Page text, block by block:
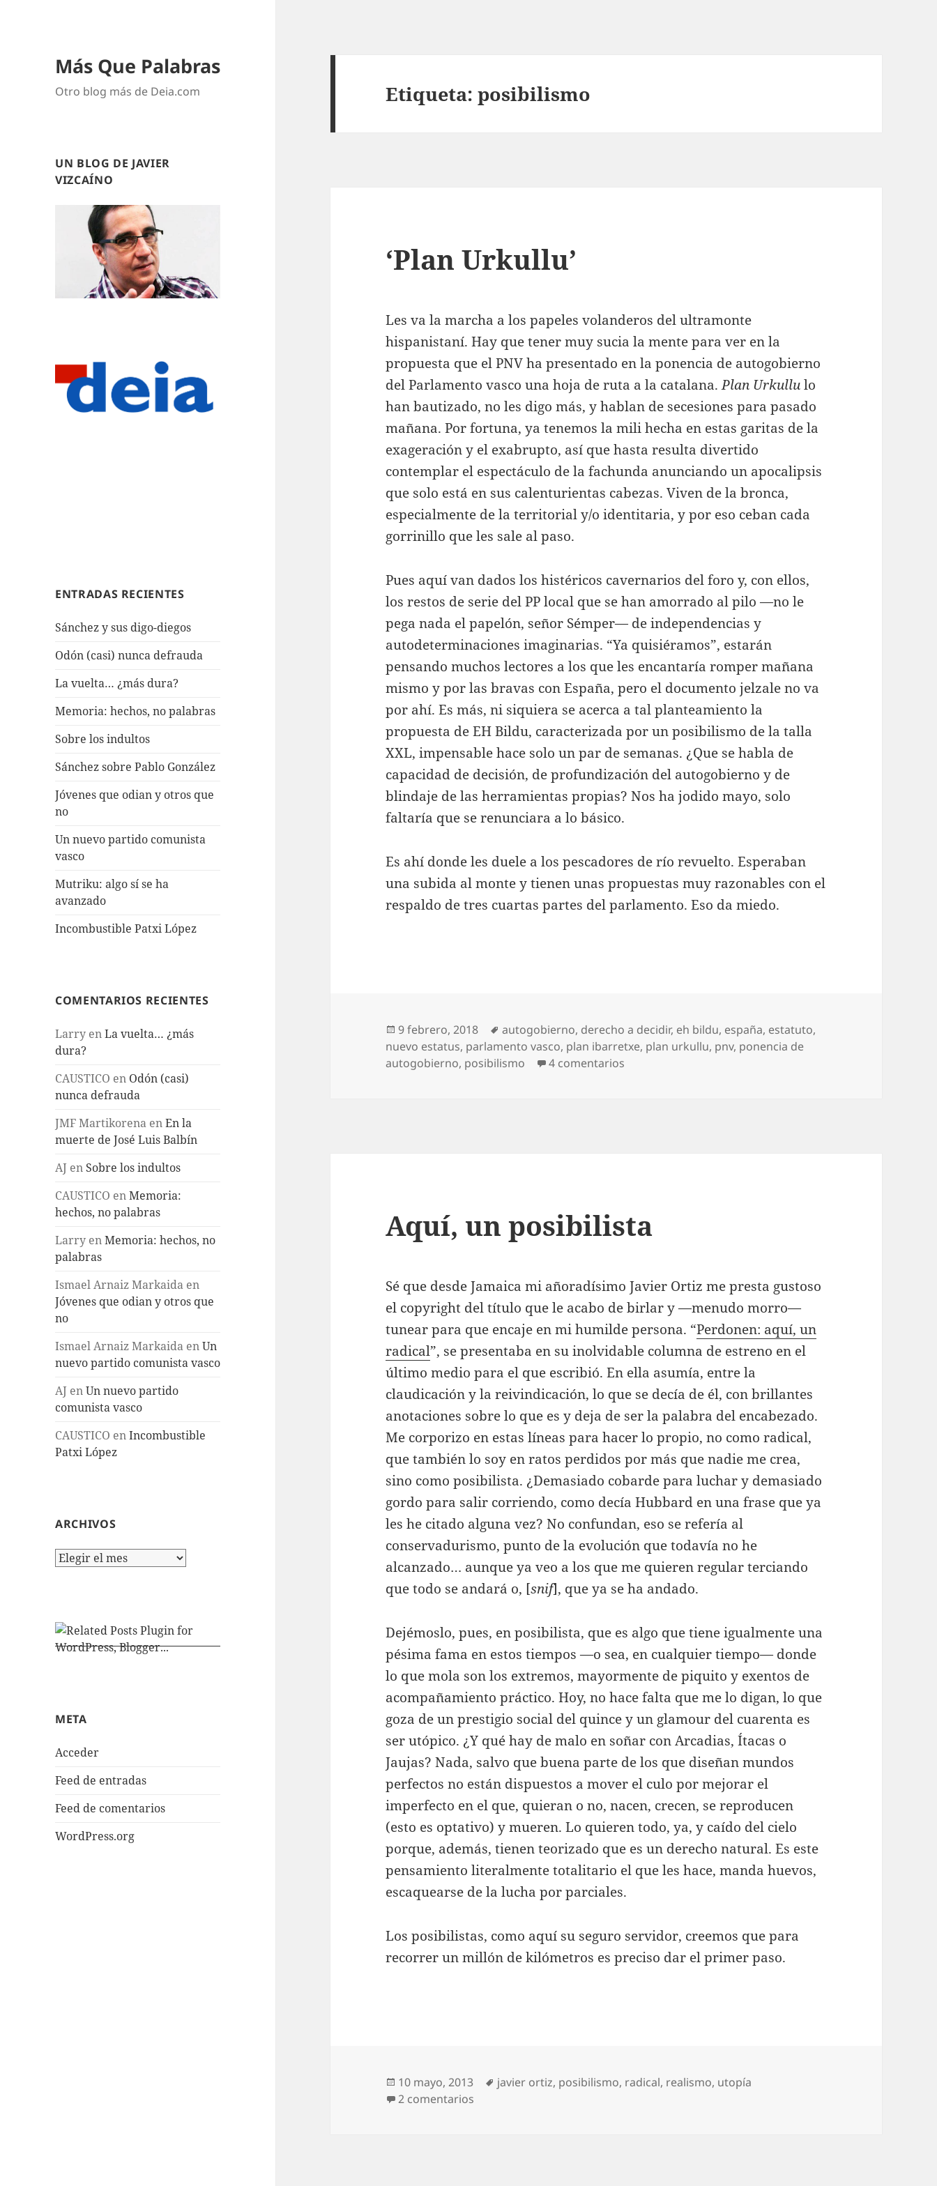
Más Que Palabras
Otro blog más de Deia.com
UN BLOG DE JAVIER
VIZCAÍNO
ENTRADAS RECIENTES
Sánchez y sus digo-diegos
Odón (casi) nunca defrauda
La vuelta… ¿más dura?
Memoria: hechos, no palabras
Sobre los indultos
Sánchez sobre Pablo González
Jóvenes que odian y otros que
no
Un nuevo partido comunista
vasco
Mutriku: algo sí se ha
avanzado
Incombustible Patxi López
COMENTARIOS RECIENTES
Larry enLa vuelta… ¿más
dura?
CAUSTICO en Odón (casi)
nunca defrauda
JMF Martikorena enEn la
muerte de José Luis Balbín
AJ en Sobre los indultos
CAUSTICO enMemoria:
hechos, no palabras
Larry enMemoria: hechos, no
palabras
Ismael Arnaiz Markaida en
Jóvenes que odian y otros que
no
Ismael Arnaiz Markaida enUn
nuevo partido comunista vasco
AJ enUn nuevo partido
comunista vasco
CAUSTICO enIncombustible
Patxi López
ARCHIVOS
Archivos
META
Acceder
Feed de entradas
Feed de comentarios
WordPress.org
Etiqueta:posibilismo
‘Plan Urkullu’
Les va la marcha a los papeles volanderos del ultramonte
hispanistaní. Hay que tener muy sucia la mente para ver en la
propuesta que el PNV ha presentado en la ponencia de autogobierno
del Parlamento vasco una hoja de ruta a la catalana.Plan Urkullulo
han bautizado, no les digo más, y hablan de secesiones para pasado
mañana. Por fortuna, ya tenemos la mili hecha en estas garitas de la
exageración y el exabrupto, así que hasta resulta divertido
contemplar el espectáculo de la fachunda anunciando un apocalipsis
que solo está en sus calenturientas cabezas. Viven de la bronca,
especialmente de la territorial y/o identitaria, y por eso ceban cada
gorrinillo que les sale al paso.
Pues aquí van dados los histéricos cavernarios del foro y, con ellos,
los restos de serie del PP local que se han amorrado al pilo —no le
pega nada el papelón, señor Sémper— de independencias y
autodeterminaciones imaginarias. “Ya quisiéramos”, estarán
pensando muchos lectores a los que les encantaría romper mañana
mismo y por las bravas con España, pero el documento jelzale no va
por ahí. Es más, ni siquiera se acerca a tal planteamiento la
propuesta de EH Bildu, caracterizada por un posibilismo de la talla
XXL, impensable hace solo un par de semanas. ¿Que se habla de
capacidad de decisión, de profundización del autogobierno y de
blindaje de las herramientas propias? Nos ha jodido mayo, solo
faltaría que se renunciara a lo básico.
Es ahí donde les duele a los pescadores de río revuelto. Esperaban
una subida al monte y tienen unas propuestas muy razonables con el
respaldo de tres cuartas partes del parlamento. Eso da miedo.
Publicado
el
9 febrero, 2018 Etiquetas
autogobierno, derecho a decidir, eh bildu, españa, estatuto,
nuevo estatus, parlamento vasco, plan ibarretxe, plan urkullu, pnv, ponencia de
autogobierno, posibilismo 4 comentarios
Aquí, un posibilista
Sé que desde Jamaica mi añoradísimo Javier Ortiz me presta gustoso
el copyright del título que le acabo de birlar y —menudo morro—
tunear para que encaje en mi humilde persona. “Perdonen: aquí, un
radical”, se presentaba en su inolvidable columna de estreno en el
último medio para el que escribió. En ella asumía, entre la
claudicación y la reivindicación, lo que se decía de él, con brillantes
anotaciones sobre lo que es y deja de ser la palabra del encabezado.
Me corporizo en estas líneas para hacer lo propio, no como radical,
que también lo soy en ratos perdidos por más que nadie me crea,
sino como posibilista. ¿Demasiado cobarde para luchar y demasiado
gordo para salir corriendo, como decía Hubbard en una frase que ya
les he citado alguna vez? No confundan, eso se refería al
conservadurismo, punto de la evolución que todavía no he
alcanzado… aunque ya veo a los que me quieren regular terciando
que todo se andará o, [snif], que ya se ha andado.
Dejémoslo, pues, en posibilista, que es algo que tiene igualmente una
pésima fama en estos tiempos —o sea, en cualquier tiempo— donde
lo que mola son los extremos, mayormente de piquito y exentos de
acompañamiento práctico. Hoy, no hace falta que me lo digan, lo que
goza de un prestigio social del quince y un glamour del cuarenta es
ser utópico. ¿Y qué hay de malo en soñar con Arcadias, Ítacas o
Jaujas? Nada, salvo que buena parte de los que diseñan mundos
perfectos no están dispuestos a mover el culo por mejorar el
imperfecto en el que, quieran o no, nacen, crecen, se reproducen
(esto es optativo) y mueren. Lo quieren todo, ya, y caído del cielo
porque, además, tienen teorizado que es un derecho natural. Es este
pensamiento literalmente totalitario el que les hace, manda huevos,
escaquearse de la lucha por parciales.
Los posibilistas, como aquí su seguro servidor, creemos que para
recorrer un millón de kilómetros es preciso dar el primer paso.
Publicado
el
10 mayo, 2013 Etiquetas
javier ortiz, posibilismo, radical, realismo, utopía
2 comentarios